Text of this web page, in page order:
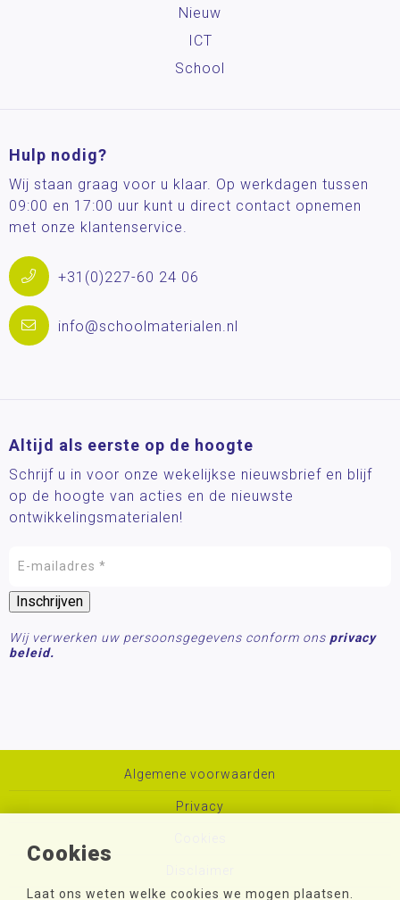
Cookies
Laat ons weten welke cookies we mogen plaatsen.
Nieuw
ICT
School
Hulp nodig?
Wij staan graag voor u klaar. Op werkdagen tussen
09:00 en 17:00 uur kunt u direct contact opnemen
met onze klantenservice.
+31(0)227-60 24 06
info@schoolmaterialen.nl
Altijd als eerste op de hoogte
Schrijf u in voor onze wekelijkse nieuwsbrief en blijf
op de hoogte van acties en de nieuwste
ontwikkelingsmaterialen!
Wij verwerken uw persoonsgegevens conform ons privacy
beleid.
Algemene voorwaarden
Privacy